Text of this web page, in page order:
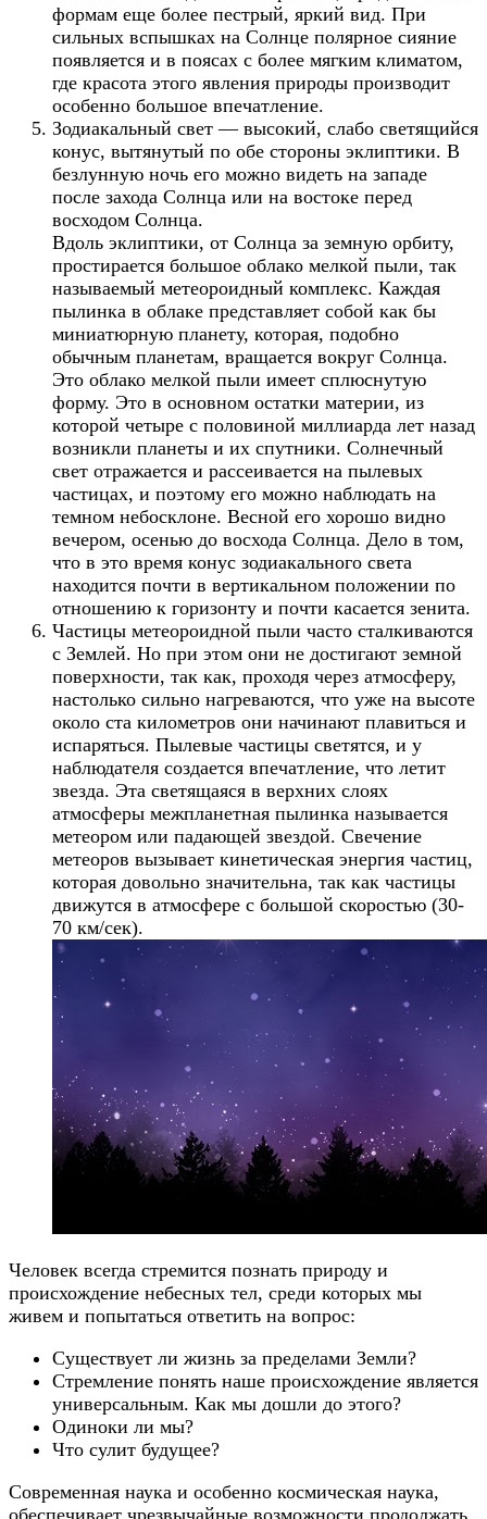
формам еще более пестрый, яркий вид. При
сильных вспышках на Солнце полярное сияние
появляется и в поясах с более мягким климатом,
где красота этого явления природы производит
особенно большое впечатление.
Зодиакальный свет — высокий, слабо светящийся
конус, вытянутый по обе стороны эклиптики. В
безлунную ночь его можно видеть на западе
после захода Солнца или на востоке перед
восходом Солнца.
Вдоль эклиптики, от Солнца за земную орбиту,
простирается большое облако мелкой пыли, так
называемый метеороидный комплекс. Каждая
пылинка в облаке представляет собой как бы
миниатюрную планету, которая, подобно
обычным планетам, вращается вокруг Солнца.
Это облако мелкой пыли имеет сплюснутую
форму. Это в основном остатки материи, из
которой четыре с половиной миллиарда лет назад
возникли планеты и их спутники. Солнечный
свет отражается и рассеивается на пылевых
частицах, и поэтому его можно наблюдать на
темном небосклоне. Весной его хорошо видно
вечером, осенью до восхода Солнца. Дело в том,
что в это время конус зодиакального света
находится почти в вертикальном положении по
отношению к горизонту и почти касается зенита.
Частицы метеороидной пыли часто сталкиваются
с Землей. Но при этом они не достигают земной
поверхности, так как, проходя через атмосферу,
настолько сильно нагреваются, что уже на высоте
около ста километров они начинают плавиться и
испаряться. Пылевые частицы светятся, и у
наблюдателя создается впечатление, что летит
звезда. Эта светящаяся в верхних слоях
атмосферы межпланетная пылинка называется
метеором или падающей звездой. Свечение
метеоров вызывает кинетическая энергия частиц,
которая довольно значительна, так как частицы
движутся в атмосфере с большой скоростью (30-
70 км/сек).
Человек всегда стремится познать природу и
происхождение небесных тел, среди которых мы
живем и попытаться ответить на вопрос:
Существует ли жизнь за пределами Земли?
Стремление понять наше происхождение является
универсальным. Как мы дошли до этого?
Одиноки ли мы?
Что сулит будущее?
Современная наука и особенно космическая наука,